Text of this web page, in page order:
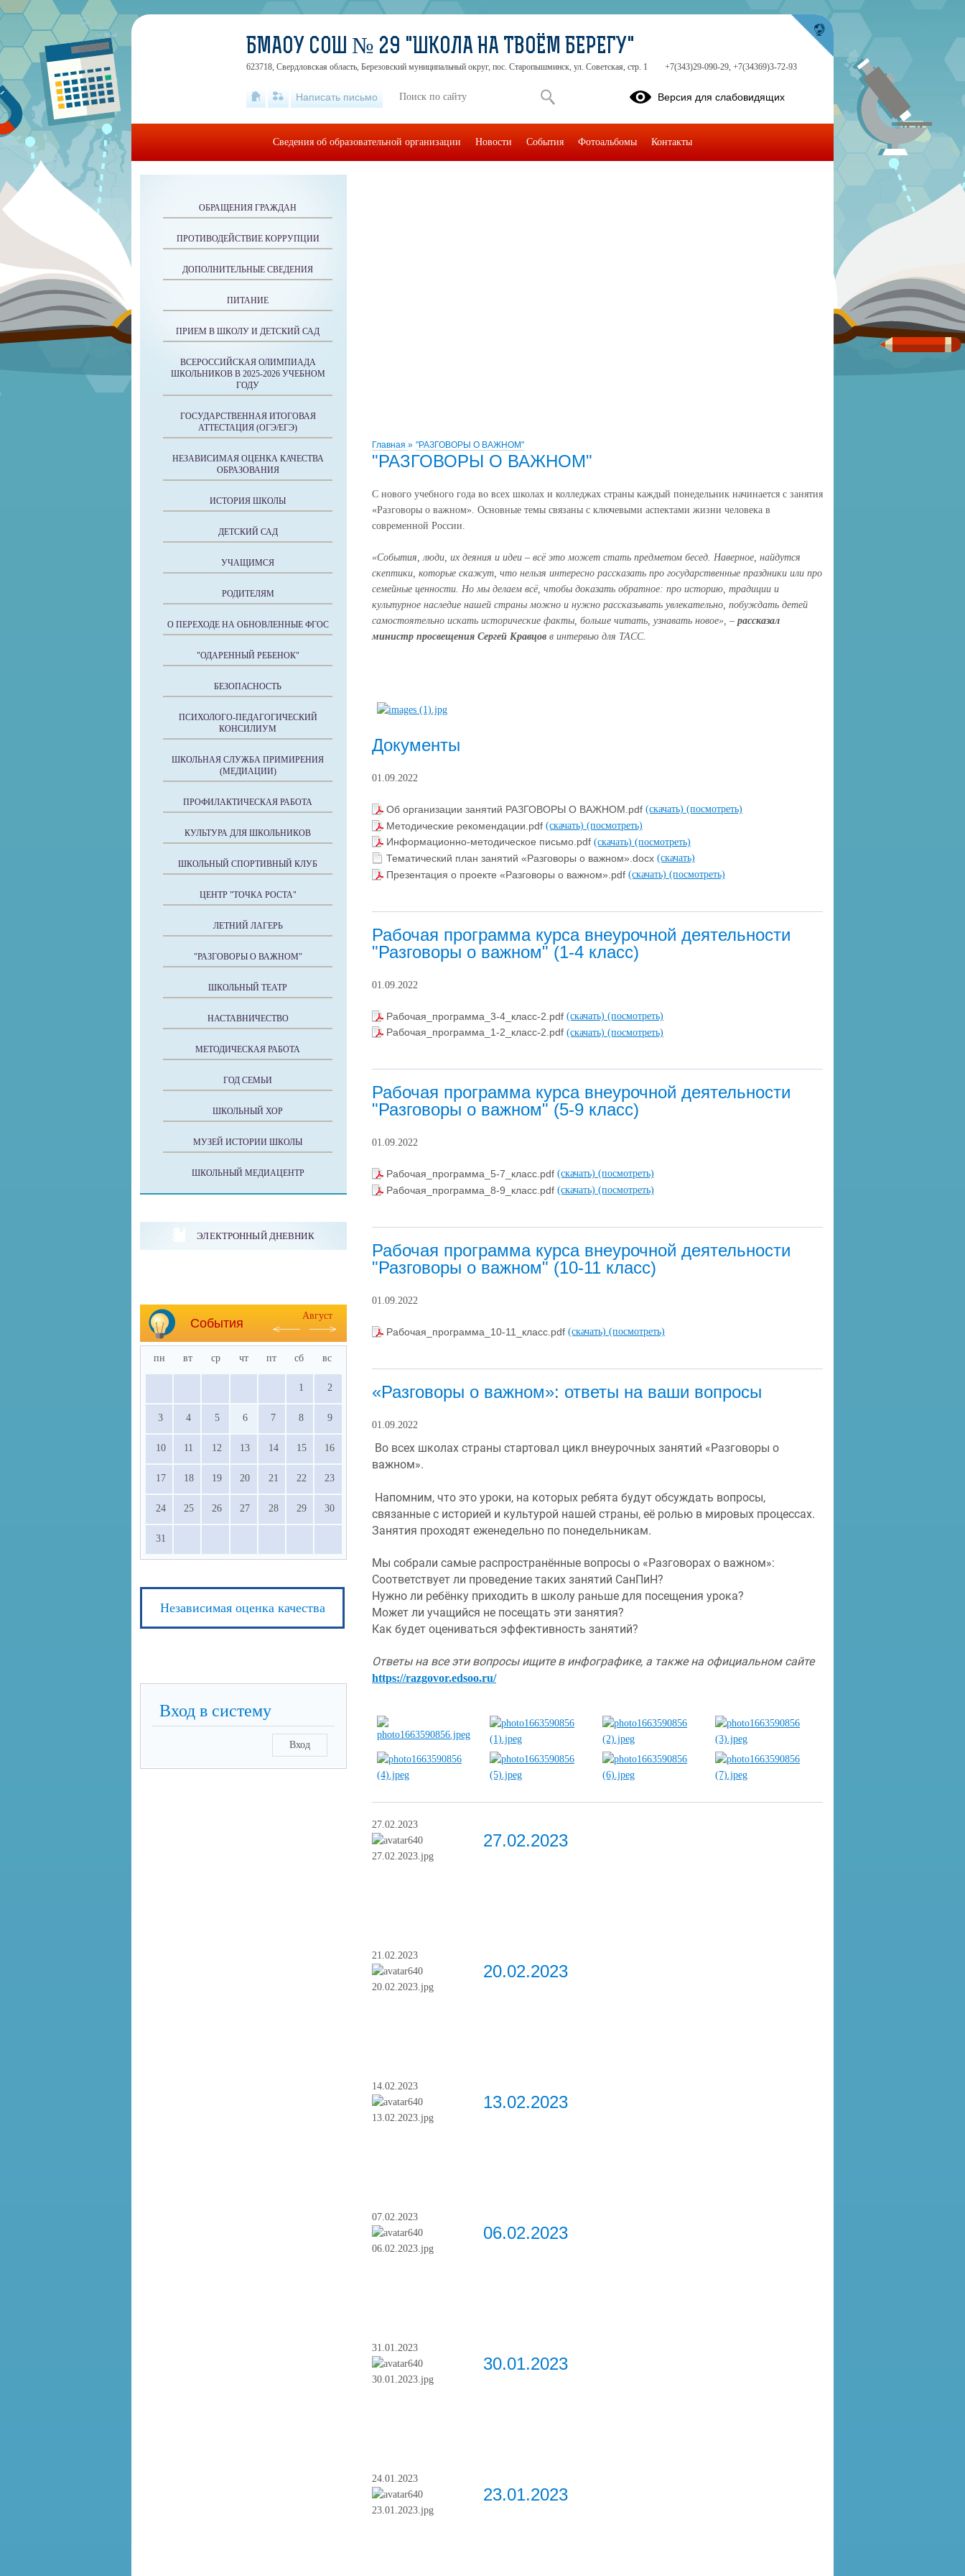
Главная » "РАЗГОВОРЫ О ВАЖНОМ"
"РАЗГОВОРЫ О ВАЖНОМ"
С нового учебного года во всех школах и колледжах страны каждый понедельник начинается с занятия
«Разговоры о важном». Основные темы связаны с ключевыми аспектами жизни человека в
современной России.
«События, люди, их деяния и идеи – всё это может стать предметом бесед. Наверное, найдутся
скептики, которые скажут, что нельзя интересно рассказать про государственные праздники или про
семейные ценности. Но мы делаем всё, чтобы доказать обратное: про историю, традиции и
культурное наследие нашей страны можно и нужно рассказывать увлекательно, побуждать детей
самостоятельно искать исторические факты, больше читать, узнавать новое», – рассказал
министр просвещения Сергей Кравцов в интервью для ТАСС.
Документы
01.09.2022
Об организации занятий РАЗГОВОРЫ О ВАЖНОМ.pdf (скачать) (посмотреть)
Методические рекомендации.pdf (скачать) (посмотреть)
Информационно-методическое письмо.pdf (скачать) (посмотреть)
Тематический план занятий «Разговоры о важном».docx (скачать)
Презентация о проекте «Разговоры о важном».pdf (скачать) (посмотреть)
Рабочая программа курса внеурочной деятельности
"Разговоры о важном" (1-4 класс)
01.09.2022
Рабочая_программа_3-4_класс-2.pdf (скачать) (посмотреть)
Рабочая_программа_1-2_класс-2.pdf (скачать) (посмотреть)
Рабочая программа курса внеурочной деятельности
"Разговоры о важном" (5-9 класс)
01.09.2022
Рабочая_программа_5-7_класс.pdf (скачать) (посмотреть)
Рабочая_программа_8-9_класс.pdf (скачать) (посмотреть)
Рабочая программа курса внеурочной деятельности
"Разговоры о важном" (10-11 класс)
01.09.2022
Рабочая_программа_10-11_класс.pdf (скачать) (посмотреть)
«Разговоры о важном»: ответы на ваши вопросы
01.09.2022
Во всех школах страны стартовал цикл внеурочных занятий «Разговоры о
важном».
Напомним, что это уроки, на которых ребята будут обсуждать вопросы,
связанные с историей и культурой нашей страны, её ролью в мировых процессах.
Занятия проходят еженедельно по понедельникам.
Мы собрали самые распространённые вопросы о «Разговорах о важном»:
Соответствует ли проведение таких занятий СанПиН?
Нужно ли ребёнку приходить в школу раньше для посещения урока?
Может ли учащийся не посещать эти занятия?
Как будет оцениваться эффективность занятий?
Ответы на все эти вопросы ищите в инфографике, а также на официальном сайте
https://razgovor.edsoo.ru/
27.02.2023
27.02.2023
21.02.2023
20.02.2023
14.02.2023
13.02.2023
07.02.2023
06.02.2023
31.01.2023
30.01.2023
24.01.2023
23.01.2023
ОБРАЩЕНИЯ ГРАЖДАН
ПРОТИВОДЕЙСТВИЕ КОРРУПЦИИ
ДОПОЛНИТЕЛЬНЫЕ СВЕДЕНИЯ
ПИТАНИЕ
ПРИЕМ В ШКОЛУ И ДЕТСКИЙ САД
ВСЕРОССИЙСКАЯ ОЛИМПИАДА
ШКОЛЬНИКОВ В 2025-2026 УЧЕБНОМ
ГОДУ
ГОСУДАРСТВЕННАЯ ИТОГОВАЯ
АТТЕСТАЦИЯ (ОГЭ/ЕГЭ)
НЕЗАВИСИМАЯ ОЦЕНКА КАЧЕСТВА
ОБРАЗОВАНИЯ
ИСТОРИЯ ШКОЛЫ
ДЕТСКИЙ САД
УЧАЩИМСЯ
РОДИТЕЛЯМ
О ПЕРЕХОДЕ НА ОБНОВЛЕННЫЕ ФГОС
"ОДАРЕННЫЙ РЕБЕНОК"
БЕЗОПАСНОСТЬ
ПСИХОЛОГО-ПЕДАГОГИЧЕСКИЙ
КОНСИЛИУМ
ШКОЛЬНАЯ СЛУЖБА ПРИМИРЕНИЯ
(МЕДИАЦИИ)
ПРОФИЛАКТИЧЕСКАЯ РАБОТА
КУЛЬТУРА ДЛЯ ШКОЛЬНИКОВ
ШКОЛЬНЫЙ СПОРТИВНЫЙ КЛУБ
ЦЕНТР "ТОЧКА РОСТА"
ЛЕТНИЙ ЛАГЕРЬ
"РАЗГОВОРЫ О ВАЖНОМ"
ШКОЛЬНЫЙ ТЕАТР
НАСТАВНИЧЕСТВО
МЕТОДИЧЕСКАЯ РАБОТА
ГОД СЕМЬИ
ШКОЛЬНЫЙ ХОР
МУЗЕЙ ИСТОРИИ ШКОЛЫ
ШКОЛЬНЫЙ МЕДИАЦЕНТР
ЭЛЕКТРОННЫЙ ДНЕВНИК
События
Август
пн вт ср чт пт сб вс
1 2
3 4 5 6 7 8 9
10 11 12 13 14 15 16
17 18 19 20 21 22 23
24 25 26 27 28 29 30
31
Независимая оценка качества
Вход в систему
Вход
БМАОУ СОШ № 29 "ШКОЛА НА ТВОЁМ БЕРЕГУ"
623718, Свердловская область, Березовский муниципальный округ, пос. Старопышминск, ул. Советская, стр. 1 +7(343)29-090-29, +7(34369)3-72-93
Написать письмо Версия для слабовидящих
Сведения об образовательной организации Новости События Фотоальбомы Контакты